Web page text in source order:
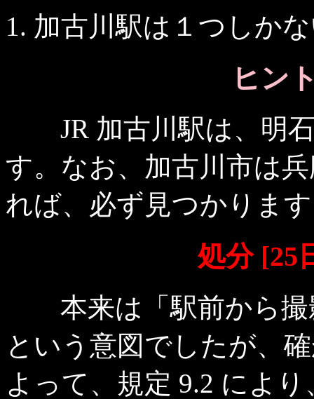
加古川駅は１つしか
ヒン
JR 加古川駅は、明石
す。なお、加古川市は
れば、必ず見つかりま
処分 [25
本来は「駅前から撮
という意図でしたが、
よって、規定 9.2 によ